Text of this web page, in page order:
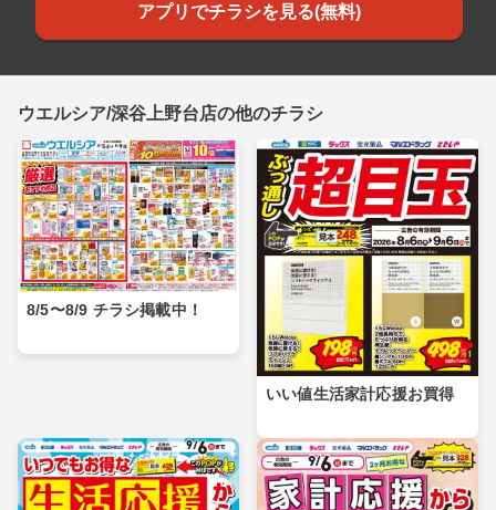
アプリでチラシを見る(無料)
ウエルシア/深谷上野台店の他のチラシ
8/5〜8/9 チラシ掲載中！
いい値生活家計応援お買得